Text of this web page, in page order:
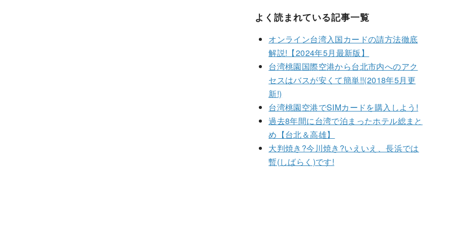
よく読まれている記事一覧
オンライン台湾入国カードの請方法徹底
解説!【2024年5月最新版】
台湾桃園国際空港から台北市内へのアク
セスはバスが安くて簡単!!(2018年5月更
新!)
台湾桃園空港でSIMカードを購入しよう!
過去8年間に台湾で泊まったホテル総まと
め【台北＆高雄】
大判焼き?今川焼き?いえいえ、長浜では
暫(しばらく)です!